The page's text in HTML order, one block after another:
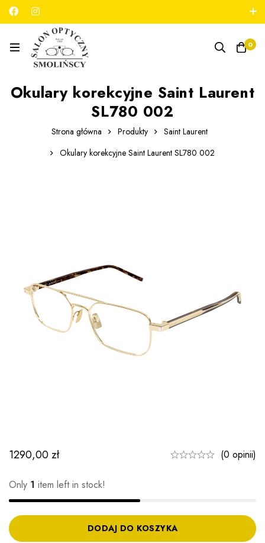
789 180 706
0
Okulary korekcyjne Saint Laurent
SL780 002
Strona główna Produkty
Saint Laurent
Okulary korekcyjne Saint Laurent SL780 002
1290,00zł (0 opinii)
Only 1 item left in stock!
DODAJ DO KOSZYKA